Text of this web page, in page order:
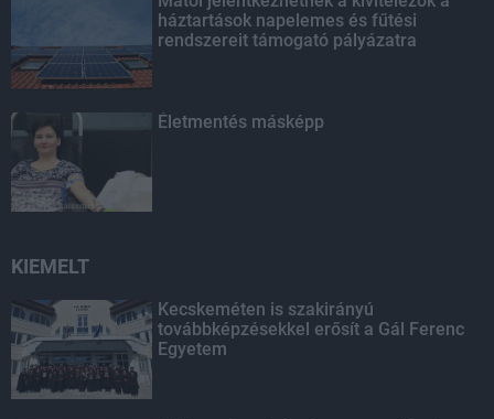
háztartások napelemes és fűtési
rendszereit támogató pályázatra
Életmentés másképp
KIEMELT
Kecskeméten is szakirányú
továbbképzésekkel erősít a Gál Ferenc
Egyetem